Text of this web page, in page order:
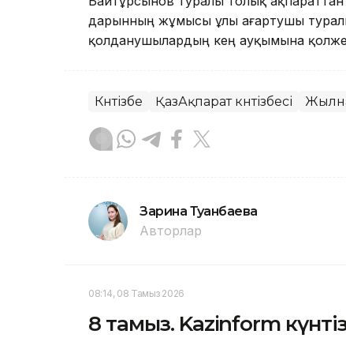
дарынның жұмысы ұлы ағартушы
қолданушылардың кең ауқымына
Күнтізбе ҚазАқпарат күнтізбесі
Зарина Туғанбаева
Авторлар
08:14, 08 Тамыз 2026
8 тамыз. Kazinform